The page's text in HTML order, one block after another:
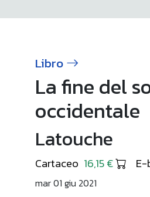
Libro
La fine del
occidentale
Latouche
Cartaceo 16,15 €
mar 01 giu 2021